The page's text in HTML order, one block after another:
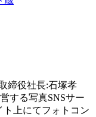
締役社長:石塚孝
する写真SNSサー
ト上にてフォトコン